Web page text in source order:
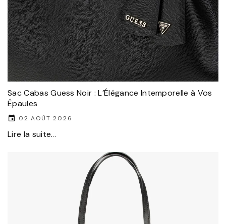
Sac Cabas Guess Noir : L’Élégance Intemporelle à Vos
Épaules
02 AOÛT 2026
Lire la suite...